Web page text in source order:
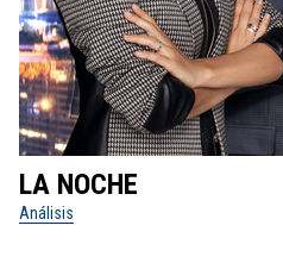
LA NOCHE
Análisis